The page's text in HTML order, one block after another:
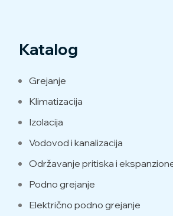
Katalog
Grejanje
Klimatizacija
Izolacija
Vodovod i kanalizacija
Održavanje pritiska i
Podno grejanje
Električno podno grejanje